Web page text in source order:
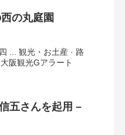
の丸庭園
... 観光・お土産 · 路
阪観光Gアラート
五さんを起用 –